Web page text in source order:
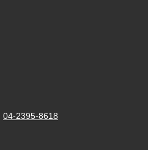
04-2395-8618